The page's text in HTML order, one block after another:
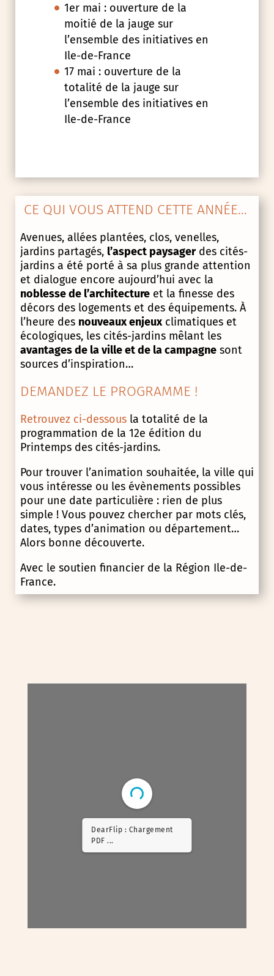
1er mai : ouverture de la
moitié de la jauge sur
l’ensemble des initiatives en
Ile-de-France
17 mai : ouverture de la
totalité de la jauge sur
l’ensemble des initiatives en
Ile-de-France
CE QUI VOUS ATTEND CETTE ANNÉE…
Avenues, allées plantées, clos, venelles,
jardins partagés, l’aspect paysagerdes cités-
jardins a été porté à sa plus grande attention
et dialogue encore aujourd’hui avec la
noblesse de l’architectureet la finesse des
décors des logements et des équipements. À
l’heure des nouveaux enjeuxclimatiques et
écologiques, les cités-jardins mêlant les
avantages de la ville et de la campagnesont
sources d’inspiration…
DEMANDEZ LE PROGRAMME !
Retrouvez ci-dessousla totalité de la
programmation de la 12e édition du
Printemps des cités-jardins.
Pour trouver l’animation souhaitée, la ville qui
vous intéresse ou les évènements possibles
pour une date particulière : rien de plus
simple ! Vous pouvez chercher par mots clés,
dates, types d’animation ou département…
Alors bonne découverte.
Avec le soutien financier de la Région Ile-de-
France.
DearFlip : Chargement
PDF 5% ...